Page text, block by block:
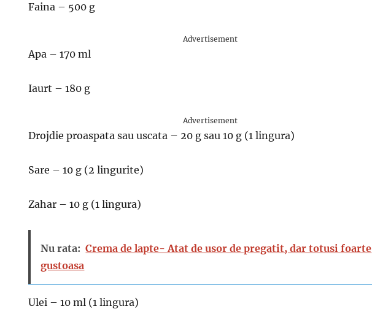
Faina – 500 g
Advertisement
Apa – 170 ml
Iaurt – 180 g
Advertisement
Drojdie proaspata sau uscata – 20 g sau 10 g (1 lingura)
Sare – 10 g (2 lingurite)
Zahar – 10 g (1 lingura)
Nu rata: Crema de lapte- Atat de usor de pregatit, dar totusi foarte
gustoasa
Ulei – 10 ml (1 lingura)